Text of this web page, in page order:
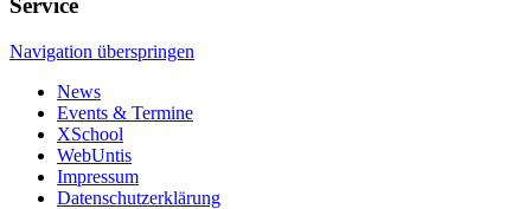
Service
Navigation überspringen
News
Events & Termine
XSchool
WebUntis
Impressum
Datenschutzerklärung